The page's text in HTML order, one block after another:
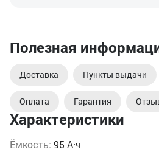
Характеристики
Ёмкость: 95 А·ч
Полезная
Доставка Пункты выдачи
Оплата Гарантия